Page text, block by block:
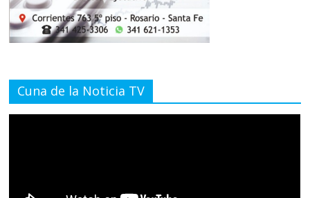
Cuna de la Noticia TV